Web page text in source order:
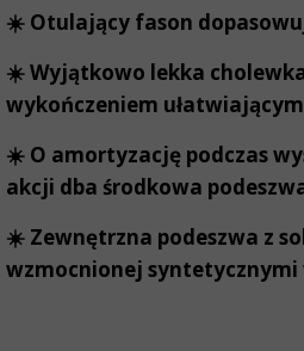
☀️ Otulający fason
☀️ Wyjątkowo lekka
wykończeniem
☀️ O amortyzację podczas
akcji dba środkowa
☀️ Zewnętrzna podeszwa z
wzmocnionej syntetycznymi